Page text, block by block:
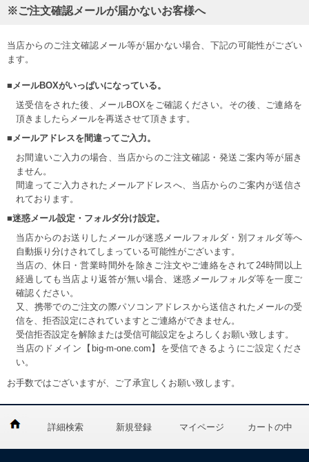
※ご注文確認メールが届かないお客様へ
当店からのご注文確認メール等が届かない場合、下記の可能性がござい
ます。
■メールBOXがいっぱいになっている。
送受信をされた後、メールBOXをご確認ください。その後、ご連絡を
頂きましたらメールを再送させて頂きます。
■メールアドレスを間違ってご入力。
お間違いご入力の場合、当店からのご注文確認・発送ご案内等が届き
ません。
間違ってご入力されたメールアドレスへ、当店からのご案内が送信さ
れております。
■迷惑メール設定・フォルダ分け設定。
当店からのお送りしたメールが迷惑メールフォルダ・別フォルダ等へ
自動振り分けされてしまっている可能性がございます。
当店の、休日・営業時間外を除きご注文やご連絡をされて24時間以上
経過しても当店より返答が無い場合、迷惑メールフォルダ等を一度ご
確認ください。
又、携帯でのご注文の際パソコンアドレスから送信されたメールの受
信を、拒否設定にされていますとご連絡ができません。
受信拒否設定を解除または受信可能設定をよろしくお願い致します。
当店のドメイン【big-m-one.com】を受信できるようにご設定くださ
い。
お手数ではございますが、ご了承宜しくお願い致します。
詳細検索 新規登録 マイページ カートの中